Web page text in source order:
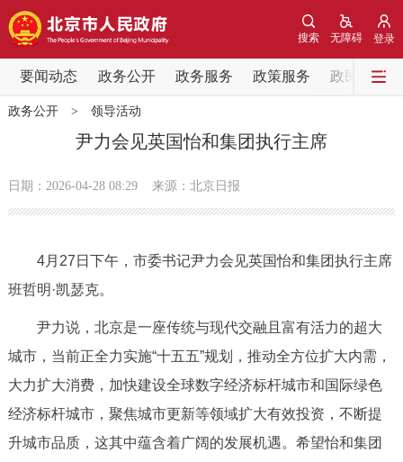
登录
无障碍
搜索
要闻动态 政务公开 政务服务 政策服务 政民互动
要闻动态
党中央精神
政务公开
市领导 机构职能 政策服务
政务公开> 领导活动
尹力会见英国怡和集团执行主席
日期：2026-04-28 08:29 来源：北京日报
4月27日下午，市委书记尹力会见英国怡和集团执行主席
班哲明·凯瑟克。
尹力说，北京是一座传统与现代交融且富有活力的超大
城市，当前正全力实施“十五五”规划，推动全方位扩大内需，
大力扩大消费，加快建设全球数字经济标杆城市和国际绿色
经济标杆城市，聚焦城市更新等领域扩大有效投资，不断提
升城市品质，这其中蕴含着广阔的发展机遇。希望怡和集团